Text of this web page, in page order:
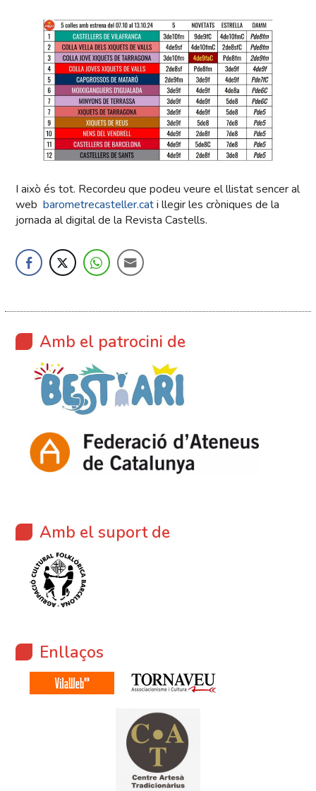
I això és tot. Recordeu que podeu veure el llistat sencer al
webbarometrecasteller.cati llegir les cròniques de la
jornada al digital de la Revista Castells.
Amb el patrocini de
Amb el suport de
Enllaços